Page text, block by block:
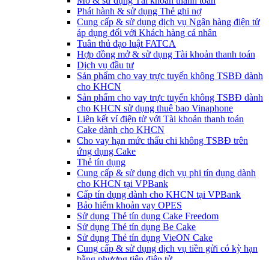
Phát hành & sử dụng Thẻ ghi nợ
Cung cấp & sử dụng dịch vụ Ngân hàng điện tử
áp dụng đối với Khách hàng cá nhân
Tuân thủ đạo luật FATCA
Hợp đồng mở & sử dụng Tài khoản thanh toán
Dịch vụ đầu tư
Sản phẩm cho vay trực tuyến không TSBĐ dành
cho KHCN
Sản phẩm cho vay trực tuyến không TSBĐ dành
cho KHCN sử dụng thuê bao Vinaphone
Liên kết ví điện tử với Tài khoản thanh toán
Cake dành cho KHCN
Cho vay hạn mức thấu chi không TSBĐ trên
ứng dụng Cake
Thẻ tín dụng
Cung cấp & sử dụng dịch vụ phi tín dụng dành
cho KHCN tại VPBank
Cấp tín dụng dành cho KHCN tại VPBank
Bảo hiểm khoản vay OPES
Sử dụng Thẻ tín dụng Cake Freedom
Sử dụng Thẻ tín dụng Be Cake
Sử dụng Thẻ tín dụng VieON Cake
Cung cấp & sử dụng dịch vụ tiền gửi có kỳ hạn